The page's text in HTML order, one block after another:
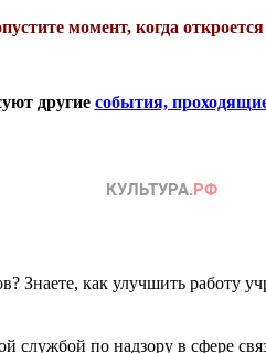
момент, когда
другие события,
Знаете, как улучшить работу
по надзору в сфере